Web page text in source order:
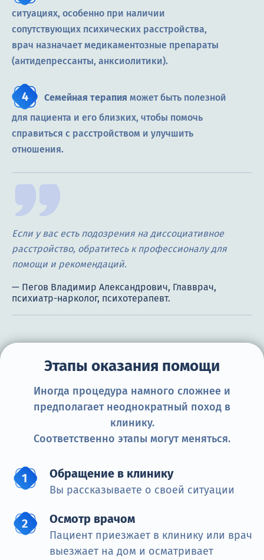
ситуациях, особенно при наличии
сопутствующих психических расстройства,
врач назначает медикаментозные препараты
(антидепрессанты, анксиолитики).
Семейная терапия может быть полезной
для пациента и его близких, чтобы помочь
справиться с расстройством и улучшить
отношения.
Если у вас есть подозрения на диссоциативное
расстройство, обратитесь к профессионалу для
помощи и рекомендаций.
Этапы оказания помощи
Иногда процедура намного сложнее и
предполагает неоднократный поход в
клинику.
Соответственно этапы могут меняться.
Обращение в клинику
Вы рассказываете о своей ситуации
Осмотр врачом
Пациент приезжает в клинику или врач
выезжает на дом и осматривает